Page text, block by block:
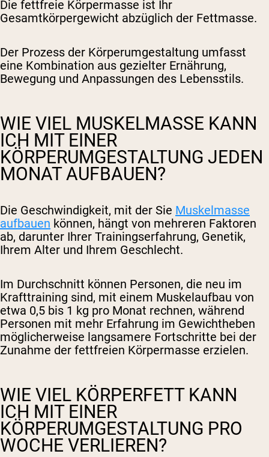
Die fettfreie Körpermasse ist Ihr
Gesamtkörpergewicht abzüglich der Fettmasse.
Der Prozess der Körperumgestaltung umfasst
eine Kombination aus gezielter Ernährung,
Bewegung und Anpassungen des Lebensstils.
WIE VIEL MUSKELMASSE KANN
ICH MIT EINER
KÖRPERUMGESTALTUNG JEDEN
MONAT AUFBAUEN?
Die Geschwindigkeit, mit der Sie Muskelmasse
aufbauen können, hängt von mehreren Faktoren
ab, darunter Ihrer Trainingserfahrung, Genetik,
Ihrem Alter und Ihrem Geschlecht.
Im Durchschnitt können Personen, die neu im
Krafttraining sind, mit einem Muskelaufbau von
etwa 0,5 bis 1 kg pro Monat rechnen, während
Personen mit mehr Erfahrung im Gewichtheben
möglicherweise langsamere Fortschritte bei der
Zunahme der fettfreien Körpermasse erzielen.
WIE VIEL KÖRPERFETT KANN
ICH MIT EINER
KÖRPERUMGESTALTUNG PRO
WOCHE VERLIEREN?